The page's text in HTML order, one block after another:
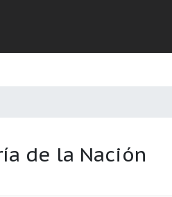
de la Nación